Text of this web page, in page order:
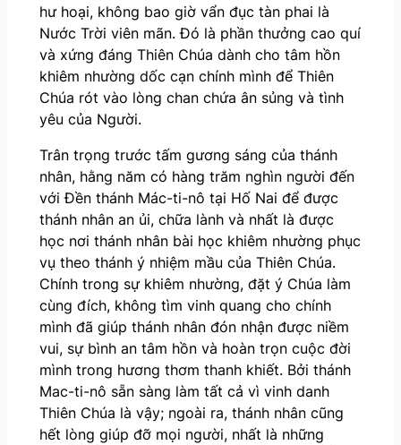
hư hoại, không bao giờ vẩn đục tàn phai là
Nước Trời viên mãn. Đó là phần thưởng cao quí
và xứng đáng Thiên Chúa dành cho tâm hồn
khiêm nhường dốc cạn chính mình để Thiên
Chúa rót vào lòng chan chứa ân sủng và tình
yêu của Người.
Trân trọng trước tấm gương sáng của thánh
nhân, hằng năm có hàng trăm nghìn người đến
với Đền thánh Mác-ti-nô tại Hố Nai để được
thánh nhân an ủi, chữa lành và nhất là được
học nơi thánh nhân bài học khiêm nhường phục
vụ theo thánh ý nhiệm mầu của Thiên Chúa.
Chính trong sự khiêm nhường, đặt ý Chúa làm
cùng đích, không tìm vinh quang cho chính
mình đã giúp thánh nhân đón nhận được niềm
vui, sự bình an tâm hồn và hoàn trọn cuộc đời
mình trong hương thơm thanh khiết. Bởi thánh
Mac-ti-nô sẵn sàng làm tất cả vì vinh danh
Thiên Chúa là vậy; ngoài ra, thánh nhân cũng
hết lòng giúp đỡ mọi người, nhất là những